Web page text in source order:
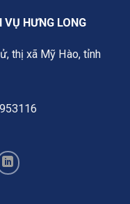
VỤ HƯNG LONG
thị xã Mỹ Hào, tỉnh